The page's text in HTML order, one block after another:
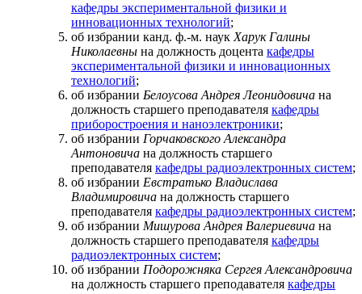
кафедры экспериментальной физики и
инновационных технологий;
об избрании канд. ф.-м. наук Харук Галины
Николаевны на должность доцента кафедры
экспериментальной физики и инновационных
технологий;
об избрании Белоусова Андрея Леонидовича на
должность старшего преподавателя кафедры
приборостроения и наноэлектроники;
об избрании Горчаковского Александра
Антоновича на должность старшего
преподавателя кафедры радиоэлектронных систем;
об избрании Евстратько Владислава
Владимировича на должность старшего
преподавателя кафедры радиоэлектронных систем;
об избрании Мишурова Андрея Валериевича на
должность старшего преподавателя кафедры
радиоэлектронных систем;
об избрании Подорожняка Сергея Александровича
на должность старшего преподавателя кафедры